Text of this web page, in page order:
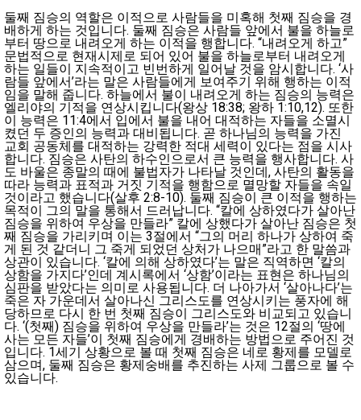
둘째 짐승의 역할은 이적으로 사람들을 미혹해 첫째 짐승을 경
배하게 하는 것입니다. 둘째 짐승은 사람들 앞에서 불을 하늘로
부터 땅으로 내려오게 하는 이적을 행합니다. “내려오게 하고”
문법적으로 현재시제로 되어 있어 불을 하늘로부터 내려오게
하는 일들이 지속적이고 빈번하게 일어날 것을 암시합니다. ‘사
람들 앞에서’라는 말은 사람들에게 보여주기 위해 행하는 이적
임을 말해 줍니다. 하늘에서 불이 내려오게 하는 짐승의 능력은
엘리야의 기적을 연상시킵니다(왕상 18:38; 왕하 1:10,12). 또한
이 능력은 11:4에서 입에서 불을 내어 대적하는 자들을 소멸시
켰던 두 증인의 능력과 대비됩니다. 곧 하나님의 능력을 가진
교회 공동체를 대적하는 강력한 적대 세력이 있다는 점을 시사
합니다. 짐승은 사탄의 하수인으로서 큰 능력을 행사합니다. 사
도 바울은 종말의 때에 불법자가 나타날 것인데, 사탄의 활동을
따라 능력과 표적과 거짓 기적을 행함으로 멸망할 자들을 속일
것이라고 했습니다(살후 2:8-10). 둘째 짐승이 큰 이적을 행하는
목적이 그의 말을 통해서 드러납니다. “칼에 상하였다가 살아난
짐승을 위하여 우상을 만들라” 칼에 상했다가 살아난 짐승은 첫
째 짐승을 가리키며 이는 3절에서 “그의 머리 하나가 상하여 죽
게 된 것 같더니 그 죽게 되었던 상처가 나으매”라고 한 말씀과
상관이 있습니다. ‘칼에 의해 상하였다’는 말은 직역하면 ‘칼의
상함을 가지다’인데 계시록에서 ‘상함’이라는 표현은 하나님의
심판을 받았다는 의미로 사용됩니다. 더 나아가서 ‘살아나다’는
죽은 자 가운데서 살아나신 그리스도를 연상시키는 풍자에 해
당하므로 다시 한 번 첫째 짐승이 그리스도와 비교되고 있습니
다. ‘(첫째) 짐승을 위하여 우상을 만들라’는 것은 12절의 ‘땅에
사는 모든 자들’이 첫째 짐승에게 경배하는 방법으로 주어진 것
입니다. 1세기 상황으로 볼 때 첫째 짐승은 네로 황제를 모델로
삼으며, 둘째 짐승은 황제숭배를 추진하는 사제 그룹으로 볼 수
있습니다.